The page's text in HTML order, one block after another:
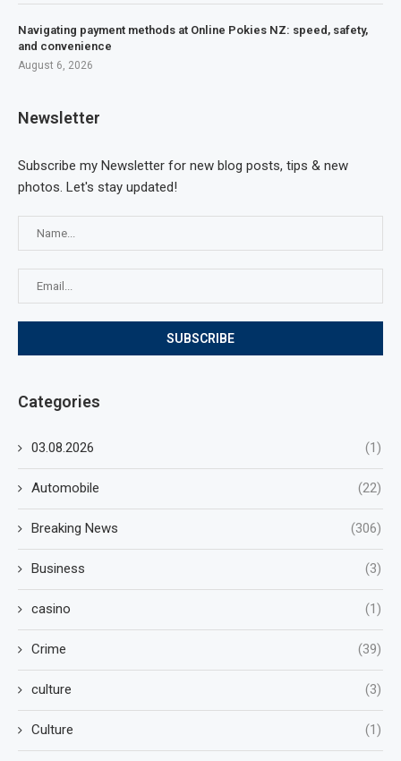
Navigating payment methods at Online Pokies NZ: speed, safety,
and convenience
August 6, 2026
Newsletter
Subscribe my Newsletter for new blog posts, tips & new
photos. Let's stay updated!
Categories
03.08.2026 (1)
Automobile (22)
Breaking News (306)
Business (3)
casino (1)
Crime (39)
culture (3)
Culture (1)